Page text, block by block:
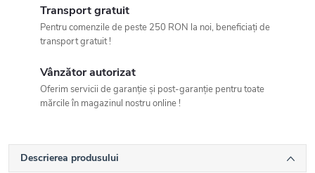
Transport gratuit
Pentru comenzile de peste 250 RON la noi, beneficiați de
transport gratuit !
Vânzător autorizat
Oferim servicii de garanție și post-garanție pentru toate
mărcile în magazinul nostru online !
Descrierea produsului